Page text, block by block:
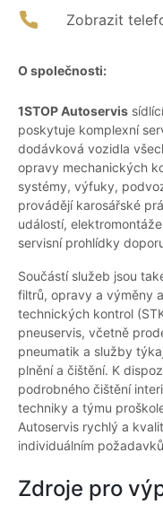
Zobrazit
O společnosti:
1STOP Autoservis
poskytuje komplexní
dodávková vozidla
opravy mechanických
systémy, výfuky,
provádějí karosářské
událostí,
servisní prohlídky
Součástí služeb jsou
filtrů, opravy a výměny
technických kontrol
pneuservis, včetně
pneumatik a služby
plnění a čištění. K
podrobného čištění
techniky a týmu
Autoservis rychlý a
individuálním
Zdroje pro